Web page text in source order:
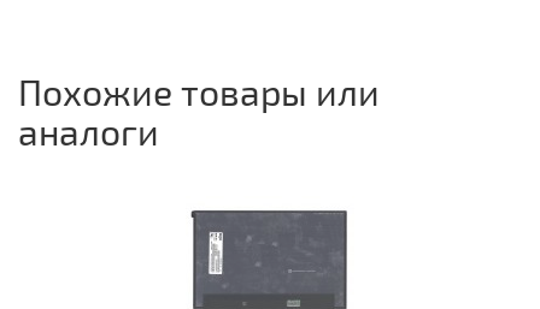
Похожие товары или
аналоги